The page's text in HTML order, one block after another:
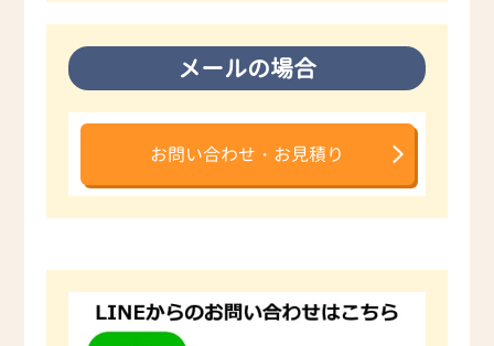
メールの場合
お問い合わせ・お見積り